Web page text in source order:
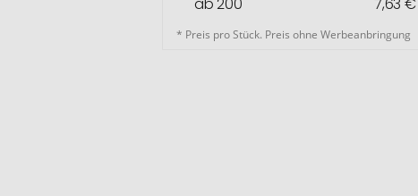
* Preis pro Stück. Preis ohne Werbeanbringung